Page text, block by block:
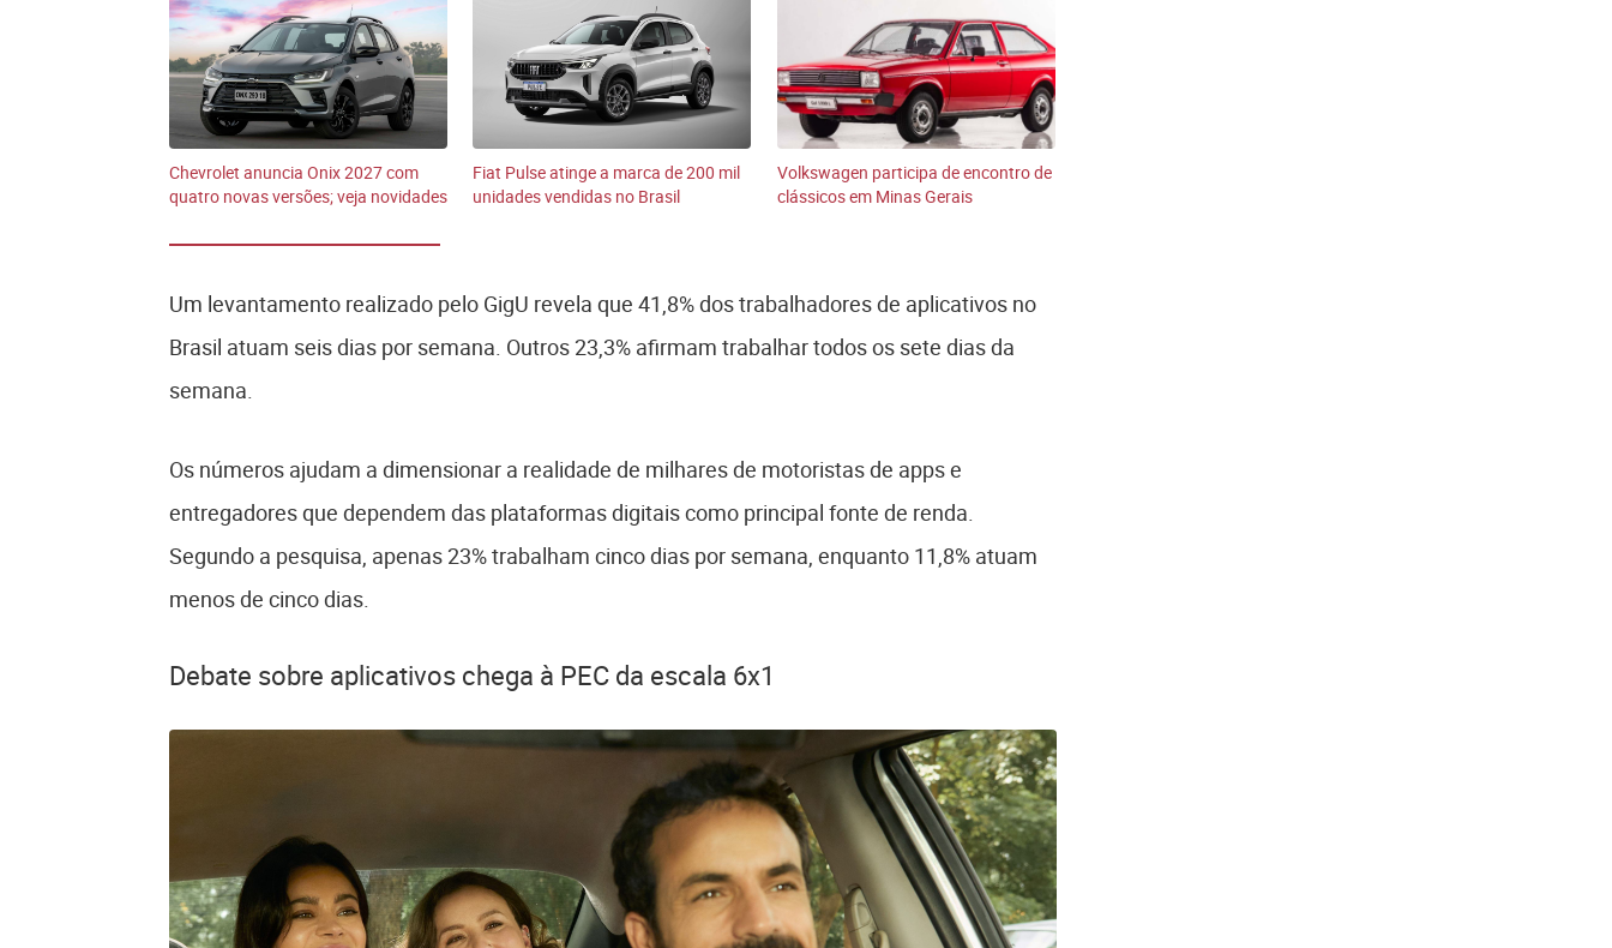
Chevrolet anuncia Onix 2027 com
quatro novas versões; veja novidades
Fiat Pulse atinge a marca de 200 mil
unidades vendidas no Brasil
Volkswagen participa de encontro de
clássicos em Minas Gerais
Um levantamento realizado pelo GigU revela que 41,8% dos trabalhadores de aplicativos no
Brasil atuam seis dias por semana. Outros 23,3% afirmam trabalhar todos os sete dias da
semana.
Os números ajudam a dimensionar a realidade de milhares de motoristas de apps e
entregadores que dependem das plataformas digitais como principal fonte de renda.
Segundo a pesquisa, apenas 23% trabalham cinco dias por semana, enquanto 11,8% atuam
menos de cinco dias.
Debate sobre aplicativos chega à PEC da escala 6x1